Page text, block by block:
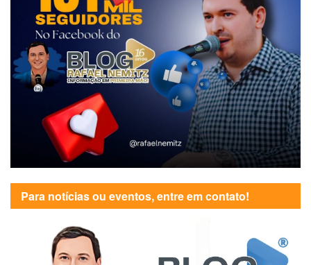
Para notícias ou eventos, entre em contato!